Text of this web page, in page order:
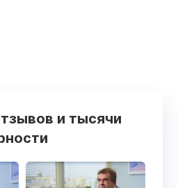
и тысячи